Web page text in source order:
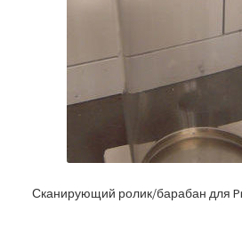
Сканирующий ролик/барабан для